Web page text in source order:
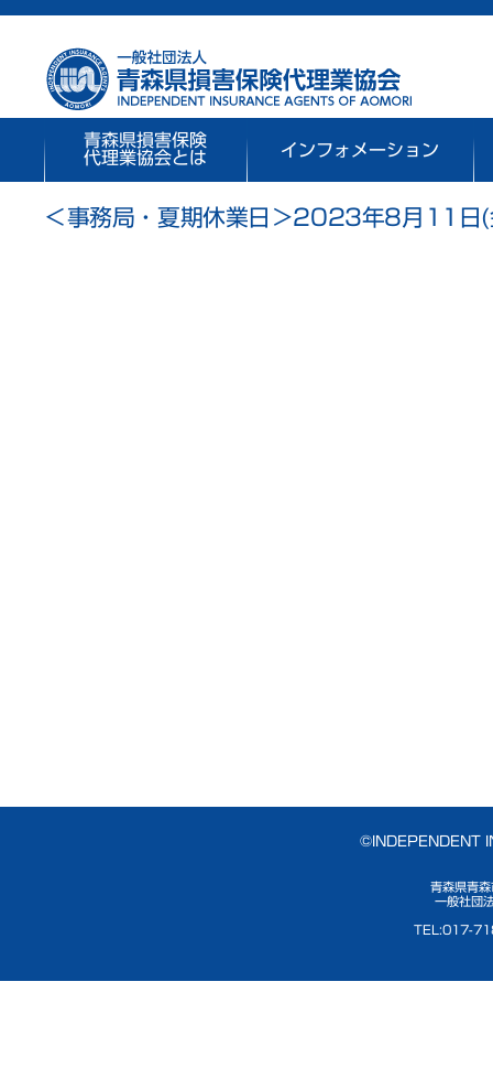
青森県損害保険
代理業協会とは
インフォメーション
＜事務局・夏期休業日＞2023年8月11日
©INDEPENDENT
青森県青
一般社団
TEL:017-